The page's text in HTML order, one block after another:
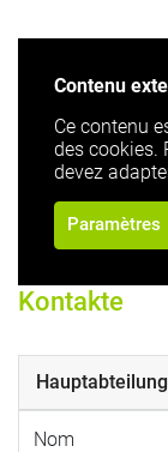
Contenu
Ce contenu
des cookies.
devez
Paramètres
Kontakte
Nom